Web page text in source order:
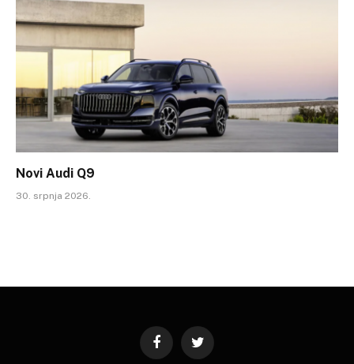
Novi Audi Q9
30. srpnja 2026.
FacebookTwitter